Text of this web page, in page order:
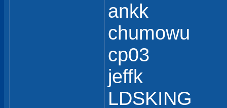
ankk
chumowu
cp03
jeffk
LDSKING